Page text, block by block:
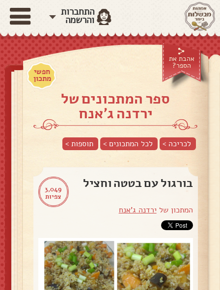
התחברות
והרשמה
אהבת את
הספר?
חפשי
מתכון
ספר המתכונים של
ירדנה ג'אנח
לכריכה > לכל המתכונים > תוספות>
3,049
צפיות
בורגול עם בטטה וחציל
המתכון של ירדנה ג'אנח